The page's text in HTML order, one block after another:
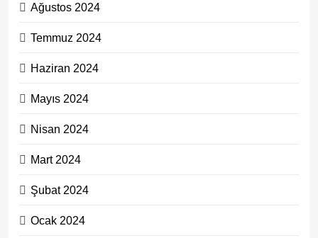
Ağustos 2024
Temmuz 2024
Haziran 2024
Mayıs 2024
Nisan 2024
Mart 2024
Şubat 2024
Ocak 2024